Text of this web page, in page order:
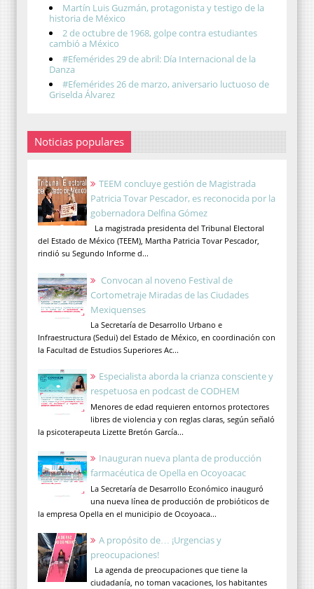
Martín Luis Guzmán, protagonista y testigo de la
historia de México
2 de octubre de 1968, golpe contra estudiantes
cambió a México
#Efemérides 29 de abril: Día Internacional de la
Danza
#Efemérides 26 de marzo, aniversario luctuoso de
Griselda Álvarez
Noticias populares
TEEM concluye gestión de Magistrada
Patricia Tovar Pescador, es reconocida por la
gobernadora Delfina Gómez
La magistrada presidenta del Tribunal Electoral
del Estado de México (TEEM), Martha Patricia Tovar Pescador,
rindió su Segundo Informe d...
Convocan al noveno Festival de
Cortometraje Miradas de las Ciudades
Mexiquenses
La Secretaría de Desarrollo Urbano e
Infraestructura (Sedui) del Estado de México, en coordinación con
la Facultad de Estudios Superiores Ac...
Especialista aborda la crianza consciente y
respetuosa en podcast de CODHEM
Menores de edad requieren entornos protectores
libres de violencia y con reglas claras, según señaló
la psicoterapeuta Lizette Bretón García...
Inauguran nueva planta de producción
farmacéutica de Opella en Ocoyoacac
La Secretaría de Desarrollo Económico inauguró
una nueva línea de producción de probióticos de
la empresa Opella en el municipio de Ocoyoaca...
A propósito de… ¡Urgencias y
preocupaciones!
La agenda de preocupaciones que tiene la
ciudadanía, no toman vacaciones, los habitantes